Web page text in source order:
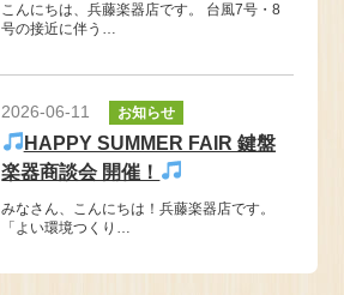
こんにちは、兵藤楽器店です。 台風7号・8
号の接近に伴う…
2026-06-11 お知らせ
HAPPY SUMMER FAIR 鍵盤
楽器商談会 開催！
みなさん、こんにちは！兵藤楽器店です。
「よい環境つくり…